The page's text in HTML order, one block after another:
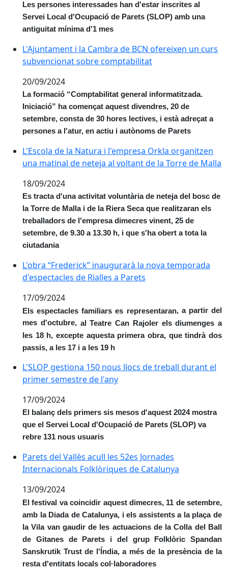
Les persones interessades han d'estar inscrites al
Servei Local d'Ocupació de Parets (SLOP) amb una
antiguitat mínima d'1 mes
L'Ajuntament i la Cambra de BCN ofereixen un curs
L'Ajuntament i la Cambra de BCN ofereixen un curs
subvencionat sobre comptabilitat
20/09/2024
La formació “Comptabilitat general informatitzada.
Iniciació” ha començat aquest divendres, 20 de
setembre, consta de 30 hores lectives, i està adreçat a
persones a l'atur, en actiu i autònoms de Parets
L'Escola de la Natura i l'empresa Orkla organitzen
L'Escola de la Natura i l'empresa Orkla organitzen
una matinal de neteja al voltant de la Torre de Malla
18/09/2024
Es tracta d'una activitat voluntària de neteja del bosc de
la Torre de Malla i de la Riera Seca que realitzaran els
treballadors de l'empresa dimecres vinent, 25 de
setembre, de 9.30 a 13.30 h, i que s'ha obert a tota la
ciutadania
L'obra “Frederick” inaugurarà la nova temporada
L'obra “Frederick” inaugurarà la nova temporada
d'espectacles de Rialles a Parets
17/09/2024
Els espectacles familiars es representaran, a partir del
mes d'octubre, al Teatre Can Rajoler els diumenges a
les 18 h, excepte aquesta primera obra, que tindrà dos
passis, a les 17 i a les 19 h
L'SLOP gestiona 150 nous llocs de treball durant el
L'SLOP gestiona 150 nous llocs de treball durant el
primer semestre de l'any
17/09/2024
El balanç dels primers sis mesos d'aquest 2024 mostra
que el Servei Local d'Ocupació de Parets (SLOP) va
rebre 131 nous usuaris
Parets del Vallès acull les 52es Jornades
Parets del Vallès acull les 52es Jornades
Internacionals Folklòriques de Catalunya
13/09/2024
El festival va coincidir aquest dimecres, 11 de setembre,
amb la Diada de Catalunya, i els assistents a la plaça de
la Vila van gaudir de les actuacions de la Colla del Ball
de Gitanes de Parets i del grup Folklòric Spandan
Sanskrutik Trust de l'Índia, a més de la presència de la
resta d'entitats locals col·laboradores